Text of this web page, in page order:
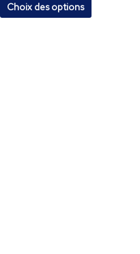
Choix des options
sur